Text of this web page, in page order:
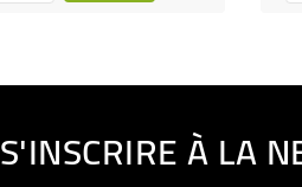
S'INSCRIRE À LA